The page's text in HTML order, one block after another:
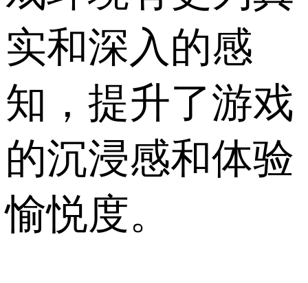
实和深入的感
知，提升了游戏
的沉浸感和体验
愉悦度。